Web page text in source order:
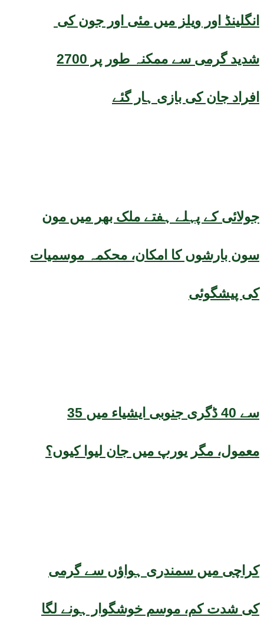
شدید گرمی سے ممکنہ طور پر 2700
افراد جان کی بازی ہار گئے
جولائی کے پہلے ہفتے ملک بھر میں مون
سون بارشوں کا امکان، محکمہ موسمیات
کی پیشگوئی
35 سے 40 ڈگری جنوبی ایشیاء میں
معمول، مگر یورپ میں جان لیوا کیوں؟
کراچی میں سمندری ہواؤں سے گرمی
کی شدت کم، موسم خوشگوار ہونے لگا